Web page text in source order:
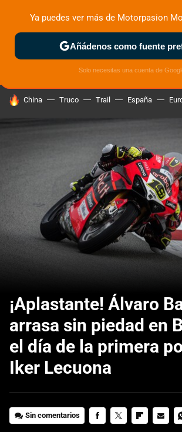
ZONA DE PRUEBAS DEPORTIVAS
HOY SE HABLA DE
China Truco Trail España
¡Aplastante! Álvaro
arrasa sin piedad en
el día de la primera
Iker Lecuona
Sin comentarios
Ya puedes ver más de Motorpasion
Añádenos como fuente
Solo necesitas una cuenta de